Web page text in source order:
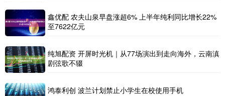
鑫优配 农夫山泉早盘涨超6% 上半年纯利同比增长22%
至7622亿元
纯旭配资 开屏时光机｜从77场演出到走向海外，云南滇
剧弦歌不辍
鸿泰利创 波兰计划禁止小学生在校使用手机